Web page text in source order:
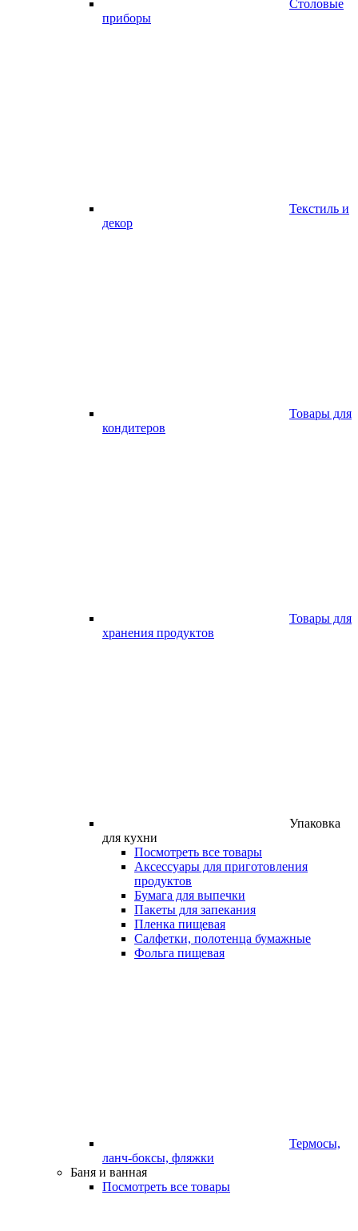
Столовые
приборы
Текстиль и
декор
Товары для
кондитеров
Товары для
хранения продуктов
Упаковка
для кухни
Посмотреть все товары
Аксессуары для приготовления
продуктов
Бумага для выпечки
Пакеты для запекания
Пленка пищевая
Салфетки, полотенца бумажные
Фольга пищевая
Термосы,
ланч-боксы, фляжки
Баня и ванная
Посмотреть все товары